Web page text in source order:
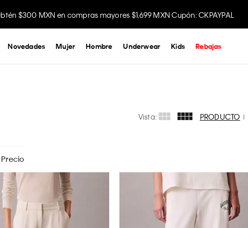
$300 MXN en compras mayores $1,699 MXN Cupón: CKPAYPAL
Novedades Mujer Hombre Underwear Kids Rebajas
PRODUCTO
Vista:
las opciones
8
Precio
$599- $3499
APLICAR